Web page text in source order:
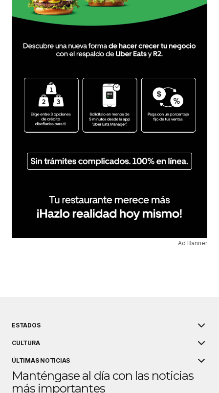
Ad Banner
ESTADOS
CULTURA
ÚLTIMAS NOTICIAS
Manténgase al día con las noticias
más importantes